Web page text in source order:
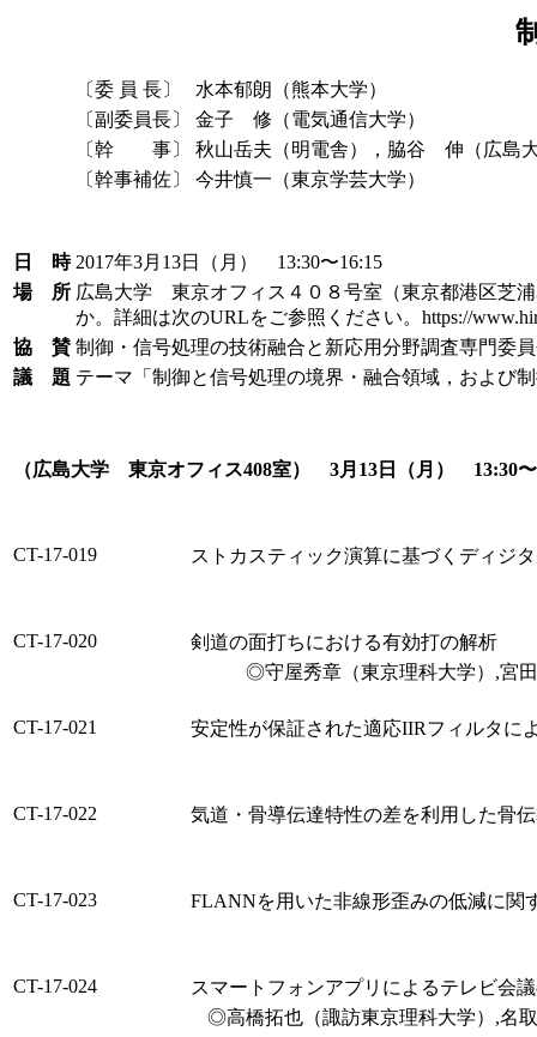
〔委 員 長〕
水本郁朗（熊本大学）
〔副委員長〕
金子 修（電気通信大学）
〔幹 事〕
秋山岳夫（明電舎），脇谷 伸（広島
〔幹事補佐〕
今井慎一（東京学芸大学）
日 時 2017年3月13日（月） 13:30〜16:15
場 所 広島大学 東京オフィス４０８号室（東京都港区芝
か。詳細は次のURLをご参照ください。https://
協 賛 制御・信号処理の技術融合と新応用分野調査専門
議 題 テーマ「制御と信号処理の境界・融合領域，および
（広島大学 東京オフィス408室） 3月13日（月） 13:30
CT-17-019 ストカスティック演算に基づくディジ
CT-17-020
剣道の面打ちにおける有効打の解析
◎守屋秀章（東京理科大学）,宮
CT-17-021 安定性が保証された適応IIRフィルタに
CT-17-022 気道・骨導伝達特性の差を利用した骨
CT-17-023 FLANNを用いた非線形歪みの低減に関
CT-17-024
スマートフォンアプリによるテレビ会
◎高橋拓也（諏訪東京理科大学）,名